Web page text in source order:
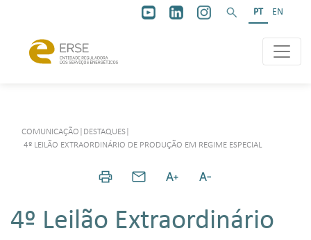
PT EN
COMUNICAÇÃO DESTAQUES
4º LEILÃO EXTRAORDINÁRIO DE PRODUÇÃO EM REGIME ESPECIAL
4º Leilão Extraordinário